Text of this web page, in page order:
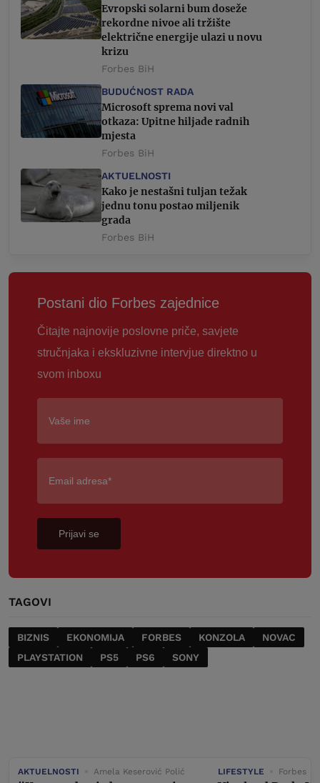
Evropski solarni bum doseže
rekordne nivoe ali tržište
električne energije ulazi u novu
krizu
Forbes BiH
BUDUĆNOST RADA
Microsoft sprema novi val
otkaza: Upitne hiljade radnih
mjesta
Forbes BiH
AKTUELNOSTI
Kako je nestašni tuljan težak
jednu tonu postao miljenik
grada
Forbes BiH
Postani dio Forbes zajednice
Čitajte najnovije poslovne priče, savjete
stručnjaka i ekskluzivne intervjue direktno u
svom inboxu
Prijavi se
TAGOVI
BIZNIS EKONOMIJA FORBES KONZOLA
NOVAC
PLAYSTATION
PS5 PS6 SONY
AKTUELNOSTI Amela Keserović Polić LIFESTYLE Forbes